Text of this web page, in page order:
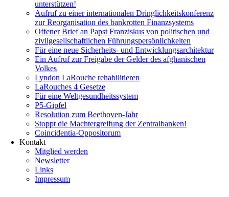
unterstützen!
Aufruf zu einer internationalen Dringlichkeitskonferenz
zur Reorganisation des bankrotten Finanzsystems
Offener Brief an Papst Franziskus von politischen und
zivilgesellschaftlichen Führungspersönlichkeiten
Für eine neue Sicherheits- und Entwicklungsarchitektur
Ein Aufruf zur Freigabe der Gelder des afghanischen
Volkes
Lyndon LaRouche rehabilitieren
LaRouches 4 Gesetze
Für eine Weltgesundheitssystem
P5-Gipfel
Resolution zum Beethoven-Jahr
Stoppt die Machtergreifung der Zentralbanken!
Coincidentia-Oppositorum
Kontakt
Mitglied werden
Newsletter
Links
Impressum